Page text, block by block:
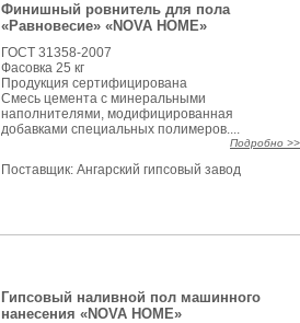
Финишный ровнитель для пола
«Равновесие» «NOVA HOME»
ГОСТ 31358-2007
Фасовка 25 кг
Продукция сертифицирована
Смесь цемента с минеральными
наполнителями, модифицированная
добавками специальных полимеров....
Подробно >>
Поставщик: Ангарский гипсовый завод
Гипсовый наливной пол машинного
нанесения «NOVA HOME»